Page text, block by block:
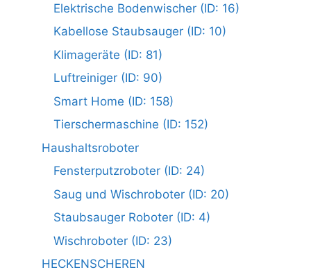
Elektrische Bodenwischer (ID: 16)
Kabellose Staubsauger (ID: 10)
Klimageräte (ID: 81)
Luftreiniger (ID: 90)
Smart Home (ID: 158)
Tierschermaschine (ID: 152)
Haushaltsroboter
Fensterputzroboter (ID: 24)
Saug und Wischroboter (ID: 20)
Staubsauger Roboter (ID: 4)
Wischroboter (ID: 23)
HECKENSCHEREN